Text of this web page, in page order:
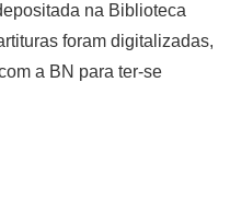
na Biblioteca
foram digitalizadas,
a BN para ter-se